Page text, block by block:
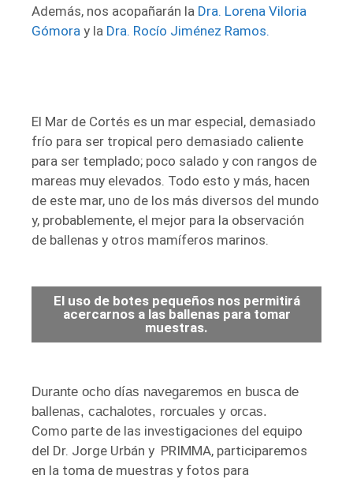
Además, nos acopañarán la Dra. Lorena Viloria
Gómora y la Dra. Rocío Jiménez Ramos.
El Mar de Cortés es un mar especial, demasiado
frío para ser tropical pero demasiado caliente
para ser templado; poco salado y con rangos de
mareas muy elevados. Todo esto y más, hacen
de este mar, uno de los más diversos del mundo
y, probablemente, el mejor para la observación
de ballenas y otros mamíferos marinos.
El uso de botes pequeños nos permitirá
acercarnos a las ballenas para tomar
muestras.
Durante ocho días navegaremos en busca de
ballenas, cachalotes, rorcuales y orcas.
Como parte de las investigaciones del equipo
del Dr. Jorge Urbán y PRIMMA, participaremos
en la toma de muestras y fotos para